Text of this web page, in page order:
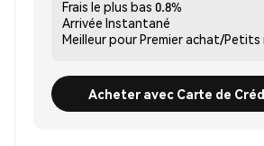
Frais le plus bas 0.8%
Arrivée Instantané
Meilleur pourPremier achat/
Acheter avec Carte de